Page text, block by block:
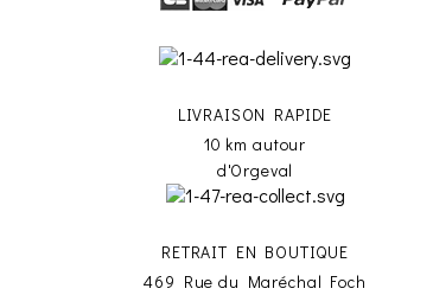
LIVRAISON RAPIDE
10 km autour
d'Orgeval
RETRAIT EN BOUTIQUE
469 Rue du Maréchal Foch